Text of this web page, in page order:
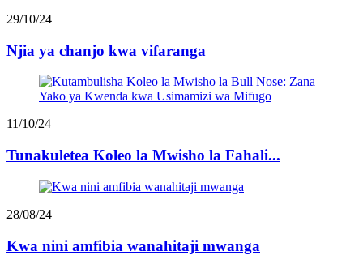
29/10/24
Njia ya chanjo kwa vifaranga
11/10/24
Tunakuletea Koleo la Mwisho la Fahali...
28/08/24
Kwa nini amfibia wanahitaji mwanga